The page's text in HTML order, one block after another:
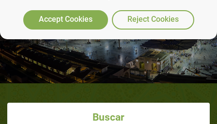
Accept Cookies Reject Cookies
La importancia de la ablución
Buscar